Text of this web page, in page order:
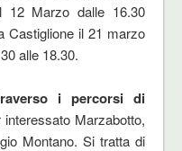
Marzo dalle 16.30
Castiglione il 21 marzo
alle 18.30.
i percorsi di
Marzabotto,
Montano. Si tratta di